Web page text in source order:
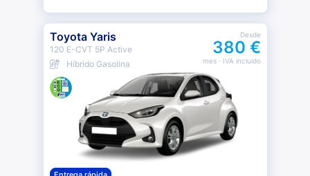
Toyota Yaris
120 E-CVT 5P Active
Híbrido Gasolina
Desde
380 €
mes· IVA incluido